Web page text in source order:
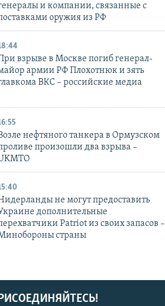
и компании, связанные с
оружия из РФ
взрыве в Москве погиб генерал-
армии РФ Плохотнюк и зять
ВКС – российские медиа
нефтяного танкера в Ормузском
произошли два взрыва –
не могут предоставить
дополнительные
Patriot из своих запасов –
страны